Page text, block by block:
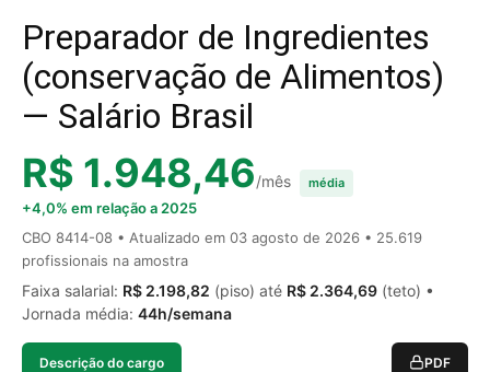
Preparador de Ingredientes
(conservação de Alimentos)
— Salário Brasil
R$ 1.948,46/mês média
+4,0% em relação a 2025
CBO 8414-08 • Atualizado em 03 agosto de 2026 • 25.619
profissionais na amostra
Faixa salarial: R$ 2.198,82 (piso) até R$ 2.364,69 (teto) •
Jornada média: 44h/semana
Descrição do cargo PDF